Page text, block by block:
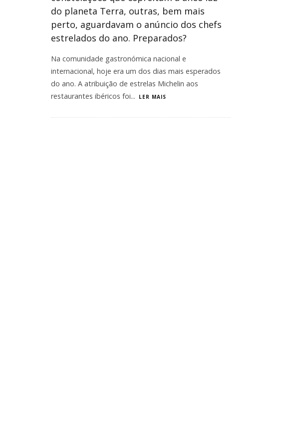
do planeta Terra, outras, bem mais
perto, aguardavam o anúncio dos chefs
estrelados do ano. Preparados?
Na comunidade gastronómica nacional e
internacional, hoje era um dos dias mais esperados
do ano. A atribuição de estrelas Michelin aos
restaurantes ibéricos foi... LER MAIS